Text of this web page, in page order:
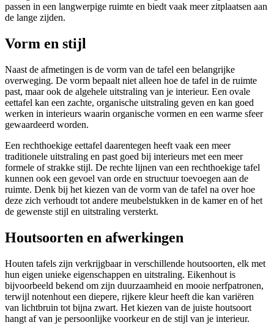
passen in een langwerpige ruimte en biedt vaak meer zitplaatsen aan
de lange zijden.
Vorm en stijl
Naast de afmetingen is de vorm van de tafel een belangrijke
overweging. De vorm bepaalt niet alleen hoe de tafel in de ruimte
past, maar ook de algehele uitstraling van je interieur. Een ovale
eettafel kan een zachte, organische uitstraling geven en kan goed
werken in interieurs waarin organische vormen en een warme sfeer
gewaardeerd worden.
Een rechthoekige eettafel daarentegen heeft vaak een meer
traditionele uitstraling en past goed bij interieurs met een meer
formele of strakke stijl. De rechte lijnen van een rechthoekige tafel
kunnen ook een gevoel van orde en structuur toevoegen aan de
ruimte. Denk bij het kiezen van de vorm van de tafel na over hoe
deze zich verhoudt tot andere meubelstukken in de kamer en of het
de gewenste stijl en uitstraling versterkt.
Houtsoorten en afwerkingen
Houten tafels zijn verkrijgbaar in verschillende houtsoorten, elk met
hun eigen unieke eigenschappen en uitstraling. Eikenhout is
bijvoorbeeld bekend om zijn duurzaamheid en mooie nerfpatronen,
terwijl notenhout een diepere, rijkere kleur heeft die kan variëren
van lichtbruin tot bijna zwart. Het kiezen van de juiste houtsoort
hangt af van je persoonlijke voorkeur en de stijl van je interieur.